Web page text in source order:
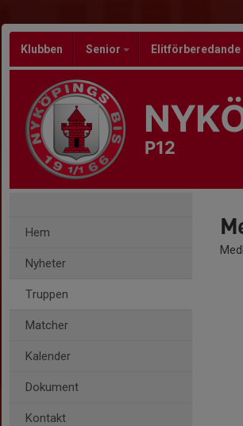
Klubben Senior Elitförberedande
P12
Hem
Nyheter
Truppen
Matcher
Kalender
Dokument
Kontakt